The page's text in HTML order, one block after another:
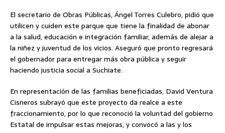
El secretario de Obras Públicas, Ángel Torres Culebro, pidió que
utilicen y cuiden este parque que tiene la finalidad de abonar
a la salud, educación e integración familiar, además de alejar a
la niñez y juventud de los vicios. Aseguró que pronto regresará
el gobernador para entregar más obra pública y seguir
haciendo justicia social a Suchiate.
En representación de las familias beneficiadas, David Ventura
Cisneros subrayó que este proyecto da realce a este
fraccionamiento, por lo que reconoció la voluntad del gobierno
Estatal de impulsar estas mejoras, y convocó a las y los